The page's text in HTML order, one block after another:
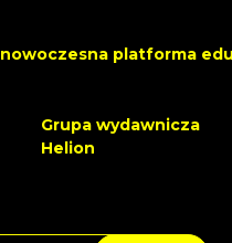
nowoczesna platforma
Grupa wydawnicza
Helion